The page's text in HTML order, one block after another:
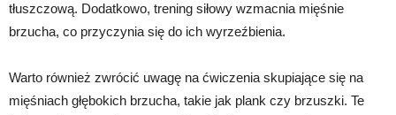
tłuszczową. Dodatkowo, trening siłowy wzmacnia mięśnie
brzucha, co przyczynia się do ich wyrzeźbienia.
Warto również zwrócić uwagę na ćwiczenia skupiające się na
mięśniach głębokich brzucha, takie jak plank czy brzuszki. Te